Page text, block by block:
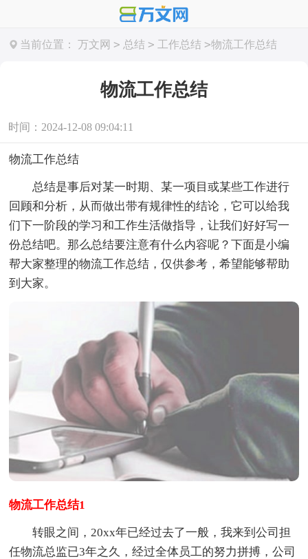
当前位置： 万文网 > 总结 > 工作总结 >物流工作总结
物流工作总结
时间：2024-12-08 09:04:11
物流工作总结
总结是事后对某一时期、某一项目或某些工作进行
回顾和分析，从而做出带有规律性的结论，它可以给我
们下一阶段的学习和工作生活做指导，让我们好好写一
份总结吧。那么总结要注意有什么内容呢？下面是小编
帮大家整理的物流工作总结，仅供参考，希望能够帮助
到大家。
物流工作总结1
转眼之间，20xx年已经过去了一般，我来到公司担
任物流总监已3年之久，经过全体员工的努力拼搏，公司